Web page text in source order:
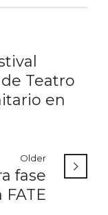
Teatro
en
Older
fase